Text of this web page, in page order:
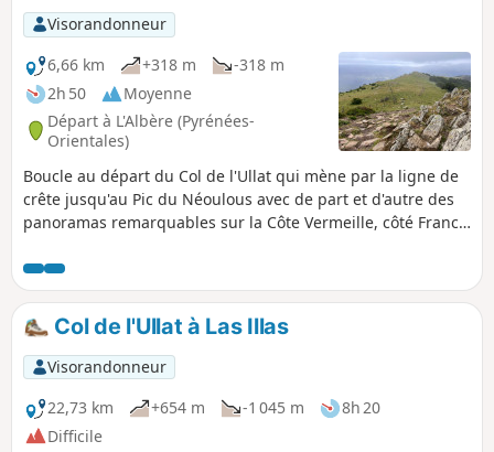
Visorandonneur
6,66 km
+318 m
-318 m
2h 50
Moyenne
Départ à L'Albère (Pyrénées-
Orientales)
Boucle au départ du Col de l'Ullat qui mène par la ligne de
crête jusqu'au Pic du Néoulous avec de part et d'autre des
panoramas remarquables sur la Côte Vermeille, côté France
pyrénéen oriental. Retour par un itinéraire facile. À faire
absolument par beau temps, mais il est possible que le vent
soit fort sur la crête jusqu’au sommet.
Col de l'Ullat à Las Illas
Visorandonneur
22,73 km
+654 m -1 045 m
8h 20
Difficile